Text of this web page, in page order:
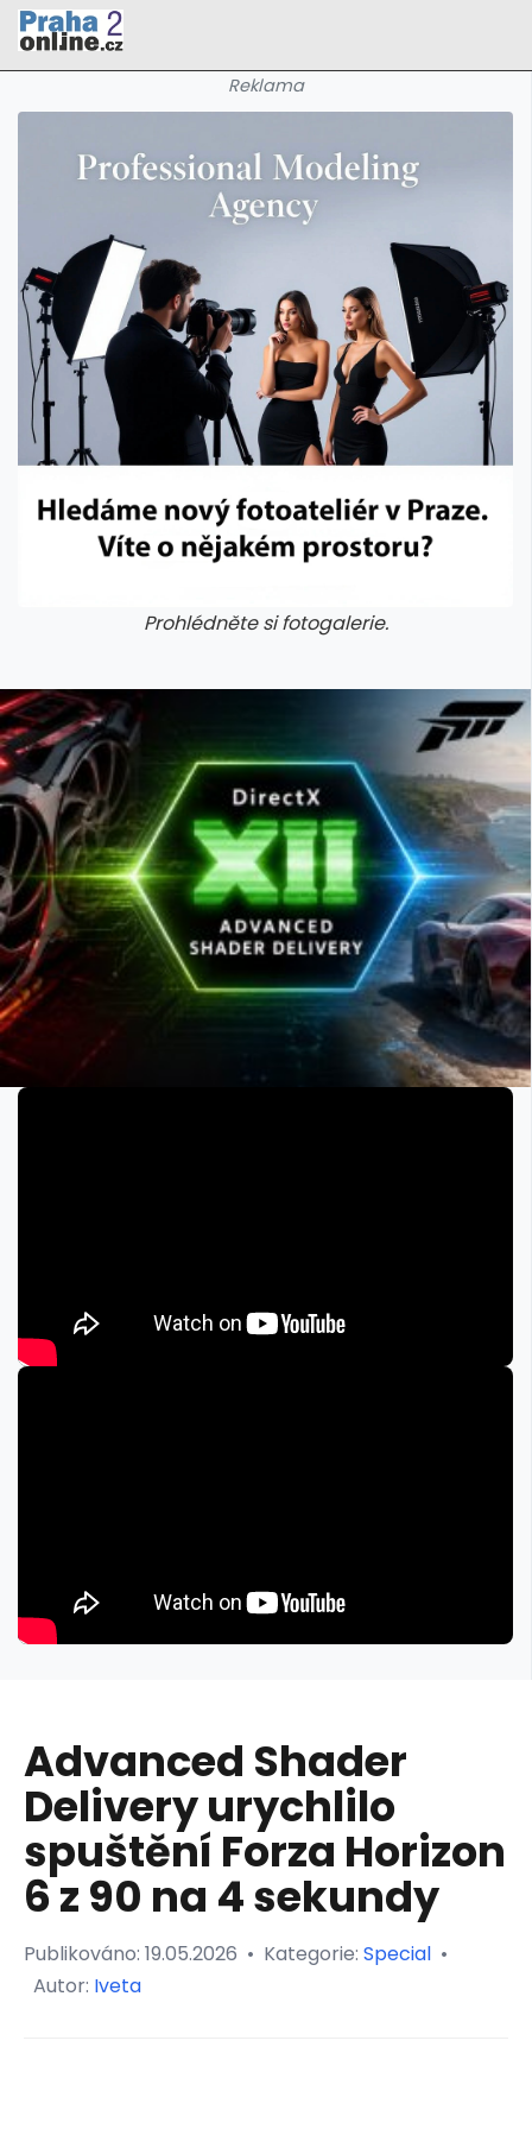
Reklama
Prohlédněte si fotogalerie.
Advanced Shader
Delivery urychlilo
spuštění Forza Horizon
6 z 90 na 4 sekundy
Publikováno: 19.05.2026 • Kategorie: Special •
Autor: Iveta